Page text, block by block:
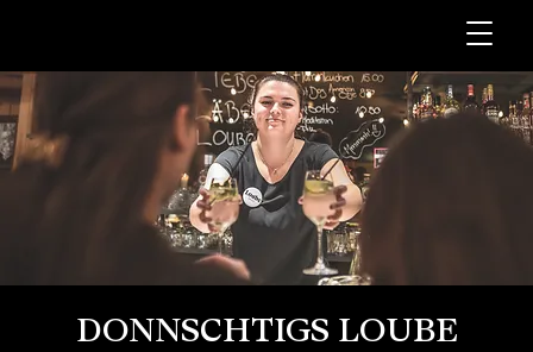
DONNSCHTIGS LOUBE